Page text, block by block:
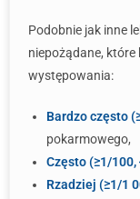
Podobnie jak inne
niepożądane, które
występowania:
Bardzo często
pokarmowego,
Często (≥1/100,
Rzadziej (≥1/1